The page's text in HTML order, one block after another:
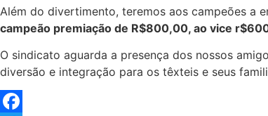
Além do divertimento, teremos aos campeões a
campeão premiação de R$800,00, ao vice
O sindicato aguarda a presença dos nossos
diversão e integração para os têxteis e seus